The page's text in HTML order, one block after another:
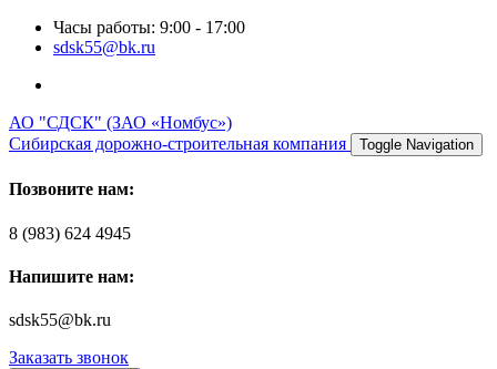
Часы работы: 9:00 - 17:00
sdsk55@bk.ru
АО "СДСК" (ЗАО «Номбус»)
Сибирская дорожно-строительная компания
Toggle Navigation
Позвоните нам:
8 (983) 624 4945
Напишите нам:
sdsk55@bk.ru
Заказать звонок